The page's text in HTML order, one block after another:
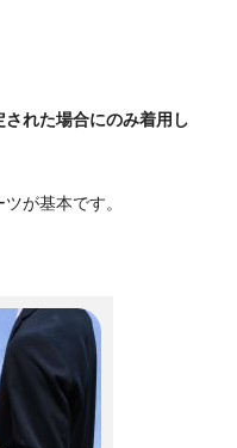
れた場合にのみ着用し
が基本です。